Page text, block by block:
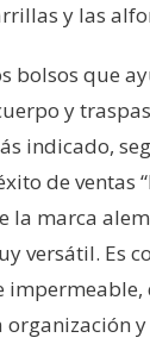
y las
bolsos que
y
indicado,
de ventas
la marca
versátil. Es
impermeable,